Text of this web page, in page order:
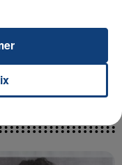
FAIRE
DE LA...
clinique qui a
ses